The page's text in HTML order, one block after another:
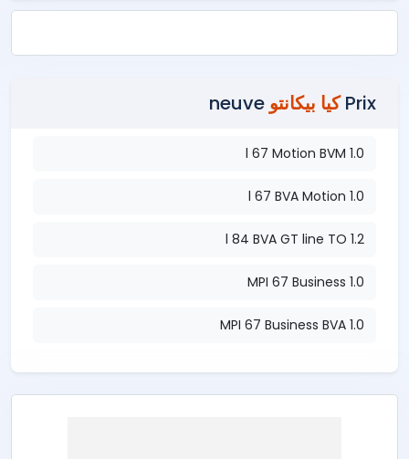
Prix كيا بيكانتو
1.0 l 67 Motion BVM
1.0 l 67 BVA Motion
1.2 l 84 BVA GT line TO
1.0 MPI 67 Business
1.0 MPI 67 Business BVA